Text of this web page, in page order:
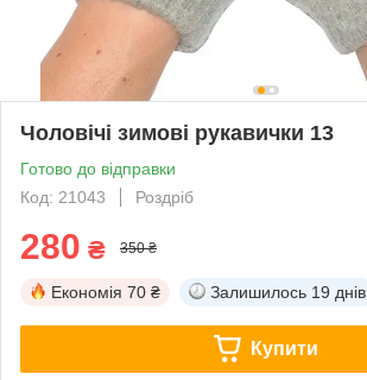
Чоловічі зимові рукавички 13
Готово до відправки
Код: 21043
Роздріб
280 ₴ 350 ₴
Економія 70 ₴ Залишилось 19 днів
Купити